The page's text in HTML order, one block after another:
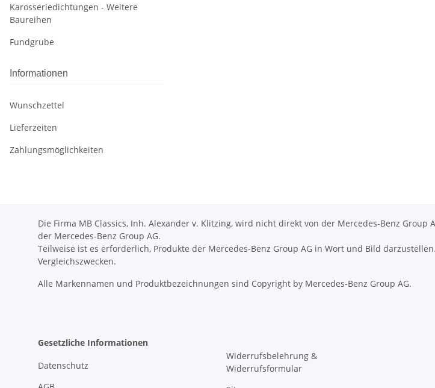
Karosseriedichtungen - Weitere
Baureihen
Fundgrube
Informationen
Wunschzettel
Lieferzeiten
Zahlungsmöglichkeiten
Die Firma MB Classics, Inh. Alexander v. Klitzing, wird nicht direkt von der Mercedes-Benz
der Mercedes-Benz Group AG.
Teilweise ist es erforderlich, Produkte der Mercedes-Benz Group AG in Wort und Bild
Vergleichszwecken.
Alle Markennamen und Produktbezeichnungen sind Copyright by Mercedes-Benz Group AG.
Gesetzliche Informationen
Datenschutz
Widerrufsbelehrung &
Widerrufsformular